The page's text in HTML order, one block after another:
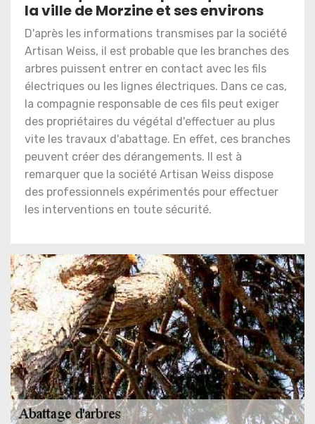
la ville de Morzine et ses environs
D'après les informations transmises par la société
Artisan Weiss, il est probable que les branches des
arbres puissent entrer en contact avec les fils
électriques ou les lignes électriques. Dans ce cas,
la compagnie responsable de ces fils peut exiger
des propriétaires du végétal d'effectuer au plus
vite les travaux d'abattage. En effet, ces branches
peuvent créer des dérangements. Il est à
remarquer que la société Artisan Weiss dispose
des professionnels expérimentés pour effectuer
les interventions en toute sécurité.